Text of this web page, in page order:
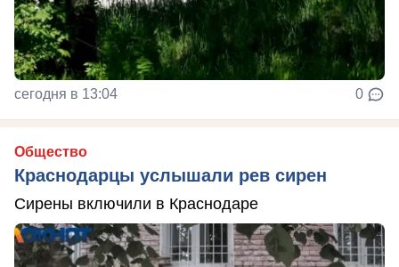
сегодня в 13:04 0
Общество
Краснодарцы услышали рев сирен
Сирены включили в Краснодаре